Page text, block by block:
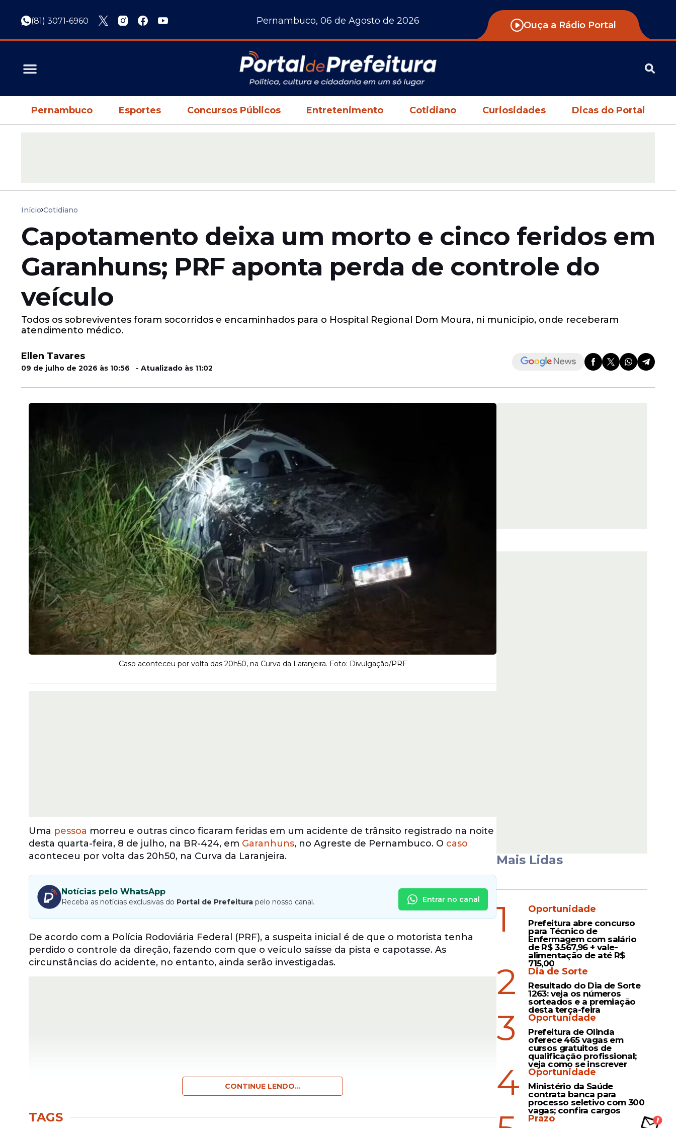
(81) 3071-6960 Pernambuco, 06 de Agosto de 2026 Ouça a Rádio Portal
Pernambuco Esportes Concursos Públicos Entretenimento Cotidiano Curiosidades Dicas do Portal
Início Cotidiano
Capotamento deixa um morto e cinco feridos em
Garanhuns; PRF aponta perda de controle do
veículo
Todos os sobreviventes foram socorridos e encaminhados para o Hospital Regional Dom Moura, ni município, onde receberam
atendimento médico.
Ellen Tavares
09 de julho de 2026 às 10:56 - Atualizado às 11:02
Caso aconteceu por volta das 20h50, na Curva da Laranjeira. Foto: Divulgação/PRF
Uma pessoa morreu e outras cinco ficaram feridas em um acidente de trânsito registrado na noite
desta quarta-feira, 8 de julho, na BR-424, em Garanhuns, no Agreste de Pernambuco. O caso
aconteceu por volta das 20h50, na Curva da Laranjeira.
Notícias pelo WhatsApp
Receba as notícias exclusivas do Portal de Prefeitura pelo nosso canal. Entrar no canal
De acordo com a Polícia Rodoviária Federal (PRF), a suspeita inicial é de que o motorista tenha
perdido o controle da direção, fazendo com que o veículo saísse da pista e capotasse. As
circunstâncias do acidente, no entanto, ainda serão investigadas.
CONTINUE LENDO...
TAGS
Mais Lidas
1 Oportunidade
Prefeitura abre concurso
para Técnico de
Enfermagem com salário
de R$ 3.567,96 + vale-
alimentação de até R$
715,00
2 Dia de Sorte
Resultado do Dia de Sorte
1263: veja os números
sorteados e a premiação
desta terça-feira
3 Oportunidade
Prefeitura de Olinda
oferece 465 vagas em
cursos gratuitos de
qualificação profissional;
veja como se inscrever
4 Oportunidade
Ministério da Saúde
contrata banca para
processo seletivo com 300
vagas; confira cargos
Prazo